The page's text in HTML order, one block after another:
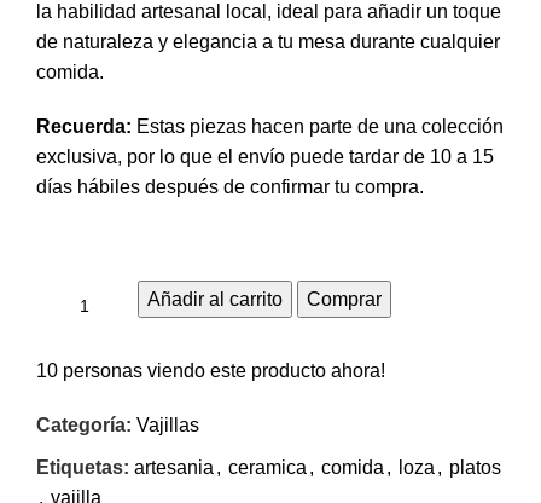
la habilidad artesanal local, ideal para añadir un toque
de naturaleza y elegancia a tu mesa durante cualquier
comida.
Recuerda: Estas piezas hacen parte de una colección
exclusiva, por lo que el envío puede tardar de 10 a 15
días hábiles después de confirmar tu compra.
Añadir al carrito Comprar
10 personas viendo este producto ahora!
Categoría: Vajillas
Etiquetas: artesania , ceramica , comida , loza , platos
, vajilla